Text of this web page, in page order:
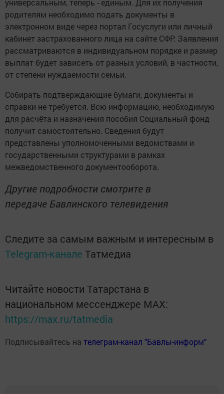
универсальным, теперь - единым. Для их получения
родителям необходимо подать документы в
электронном виде через портал Госуслуги или личный
кабинет застрахованного лица на сайте СФР. Заявления
рассматриваются в индивидуальном порядке и размер
выплат будет зависеть от разных условий, в частности,
от степени нуждаемости семьи.
Собирать подтверждающие бумаги, документы и
справки не требуется. Всю информацию, необходимую
для расчёта и назначения пособия Социальный фонд
получит самостоятельно. Сведения будут
представлены уполномоченными ведомствами и
государственными структурами в рамках
межведомственного документооборота.
Другие подробности смотрите в
передаче Бавлинского телевидения
Следите за самым важным и интересным в
Telegram-канале Татмедиа
Читайте новости Татарстана в
национальном мессенджере MАХ:
https://max.ru/tatmedia
Подписывайтесь на телеграм-канал "Бавлы-информ"